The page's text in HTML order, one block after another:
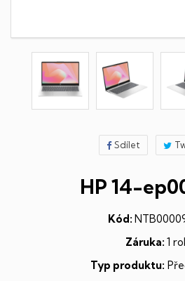
Sdílet
HP 14-
Kód:
Záruka: 1
Typ produktu: